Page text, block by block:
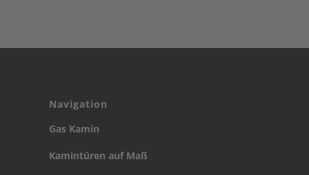
Navigation
Gas Kamin
Kamintüren auf Maß